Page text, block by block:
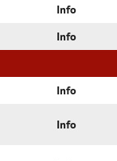
Info
Info
Info
Info